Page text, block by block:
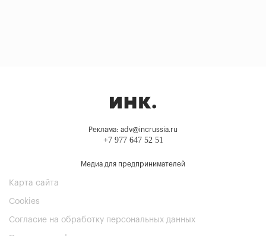
Реклама: adv@incrussia.ru
+7 977 647 52 51
Медиа для предпринимателей
Карта сайта
Cookies
Согласие на обработку персональных данных